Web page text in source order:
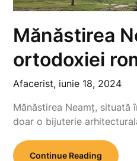
Mănăstirea
ortodoxiei
Afacerist, iunie 18, 2024
Mănăstirea Neamț, situată
doar o bijuterie
Continue Reading